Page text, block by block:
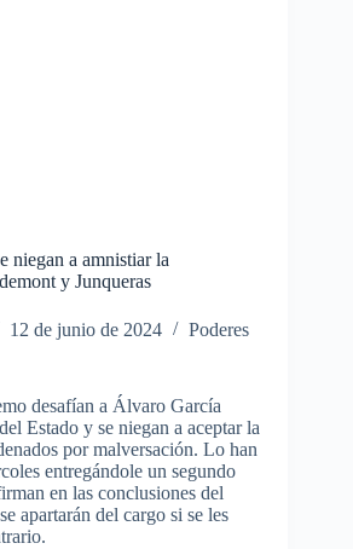
niegan a amnistiar la
y Junqueras
12 de junio de 2024 Poderes
desafían a Álvaro García
Estado y se niegan a aceptar la
por malversación. Lo han
entregándole un segundo
en las conclusiones del
apartarán del cargo si se les